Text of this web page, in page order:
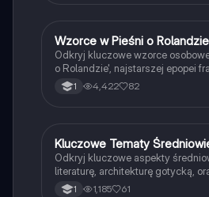
Język polski
Wzorce w Pieśni o Rolandzie
Odkryj kluczowe wzorce
o Rolandzie', najstarszej epopei
bohaterów, ich cech rycerskich
moriendi. Zawiera streszczenie,
1 4,422 82
Język polski
Kluczowe Tematy
Odkryj kluczowe aspekty
literaturę, architekturę gotycką,
postaci takich jak Matka Boska w
1 1,185 61